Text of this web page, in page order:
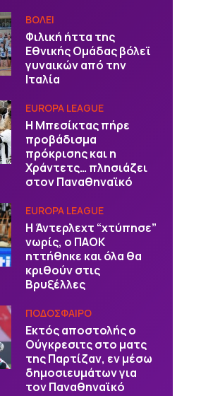
ΒOΛΕΙ
Φιλική ήττα της
Εθνικής Ομάδας βόλεϊ
γυναικών από την
Ιταλία
EUROPA LEAGUE
Η Μπεσίκτας πήρε
προβάδισμα
πρόκρισης και η
Χράντετς… πλησιάζει
στον Παναθηναϊκό
EUROPA LEAGUE
Η Άντερλεχτ “χτύπησε”
νωρίς, ο ΠΑΟΚ
ηττήθηκε και όλα θα
κριθούν στις
Βρυξέλλες
ΠΟΔΟΣΦΑΙΡΟ
Εκτός αποστολής ο
Ούγκρεσιτς στο ματς
της Παρτίζαν, εν μέσω
δημοσιευμάτων για
τον Παναθηναϊκό